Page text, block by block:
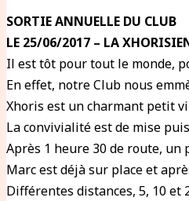
SORTIE ANNUELLE DU CLUB
LE 25/06/2017 – LA
Il est tôt pour tout le monde,
En effet, notre Club nous
Xhoris est un charmant petit
La convivialité est de mise
Après 1 heure 30 de route, un
Marc est déjà sur place et
Différentes distances, 5, 10 et